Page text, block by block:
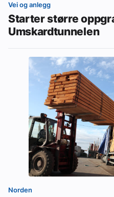
Vei og anlegg
Starter større
Umskardtunnelen
Norden